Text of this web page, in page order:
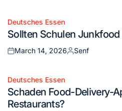
Posted
in
Deutsches Essen
Sollten Schulen
Posted
March 14, 2026
Posted
Senf
Posted
in
Deutsches Essen
Schaden Food-Delivery-
Restaurants?